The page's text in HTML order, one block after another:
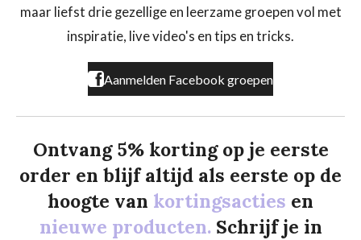
o
k
r
a
maar liefst drie gezellige en leerzame groepen vol met
inspiratie, live video's en tips en tricks.
Aanmelden Facebook groepen
Ontvang 5% korting op je eerste
order en blijf altijd als eerste op de
hoogte van kortingsacties en
nieuwe producten. Schrijf je in